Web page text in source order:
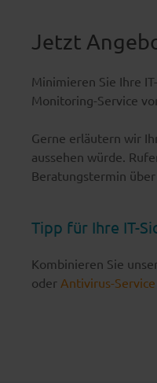
Jetzt
Minimieren Sie Ihre
Monitoring-Service
Gerne erläutern wir
aussehen würde.
Beratungstermin
Tipp für Ihre IT-
Kombinieren Sie
oder Antivirus-Service